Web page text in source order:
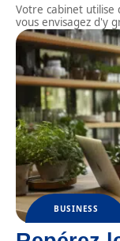
Votre cabinet utilise
vous envisagez d'y
BUSINESS